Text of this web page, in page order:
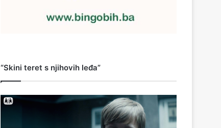
“Skini teret s njihovih leđa”